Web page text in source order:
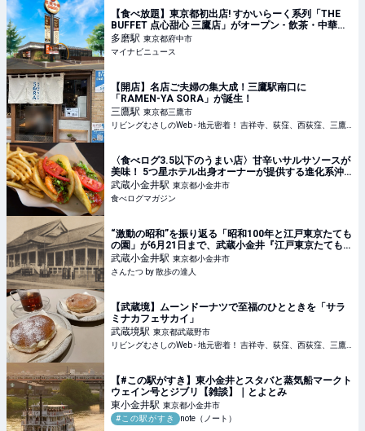
【食べ放題】東京都初出店! すかいらーく系列「THE
BUFFET 点心甜心 三鷹店」がオープン - 飲茶・中華・
麻辣湯と選べるスイーツ
多磨駅 東京都府中市
マイナビニュース
【開店】名店ご夫婦の集大成！三鷹駅南口に
「RAMEN-YA SORA」が誕生！
三鷹駅 東京都三鷹市
〈食べログ3.5以下のうまい店〉甘辛いサルサソースが
美味！ 5つ星ホテル出身オーナーが提供する進化系沖
縄タコス | 食べログマガジン
武蔵小金井駅 東京都小金井市
食べログマガジン
“激動の昭和”を振り返る「昭和100年と江戸東京たても
の園」が6月21日まで、武蔵小金井『江戸東京たても
の園』で開催中｜さんたつ by 散歩の達人
武蔵小金井駅 東京都小金井市
さんたつ by 散歩の達人
【武蔵境】ムーンドーナツで至福のひとときを「サラ
ミナカフェサカイ」
武蔵境駅 東京都武蔵野市
【#この駅がすき】東小金井とスタバと蒸気船マークト
ウェイン号とジブリ【雑談】｜とよとみ
東小金井駅 東京都小金井市
#この駅がすき
note（ノート）